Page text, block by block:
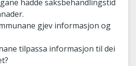
hadde saksbehandlingstid
gjev informasjon og
tilpassa informasjon til dei